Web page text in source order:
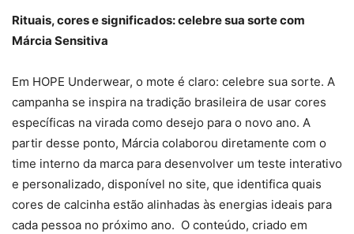
Rituais, cores e significados: celebre sua sorte com
Márcia Sensitiva
Em HOPE Underwear, o mote é claro: celebre sua sorte. A
campanha se inspira na tradição brasileira de usar cores
específicas na virada como desejo para o novo ano. A
partir desse ponto, Márcia colaborou diretamente com o
time interno da marca para desenvolver um teste interativo
e personalizado, disponível no site, que identifica quais
cores de calcinha estão alinhadas às energias ideais para
cada pessoa no próximo ano. O conteúdo, criado em